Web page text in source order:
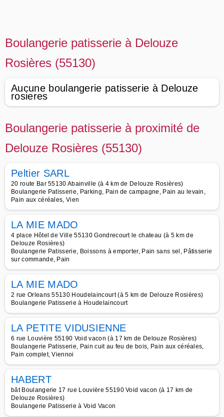
Boulangerie patisserie à Delouze
Rosières (55130)
Aucune boulangerie patisserie à Delouze
rosieres
Boulangerie patisserie à proximité de
Delouze Rosières (55130)
Peltier SARL
20 route Bar 55130 Abainville (à 4 km de Delouze Rosières)
Boulangerie Patisserie, Parking, Pain de campagne, Pain au levain,
Pain aux céréales, Vien
LA MIE MADO
4 place Hôtel de Ville 55130 Gondrecourt le chateau (à 5 km de
Delouze Rosières)
Boulangerie Patisserie, Boissons à emporter, Pain sans sel, Pâtisserie
sur commande, Pain
LA MIE MADO
2 rue Orleans 55130 Houdelaincourt (à 5 km de Delouze Rosières)
Boulangerie Patisserie à Houdelaincourt
LA PETITE VIDUSIENNE
6 rue Louvière 55190 Void vacon (à 17 km de Delouze Rosières)
Boulangerie Patisserie, Pain cuit au feu de bois, Pain aux céréales,
Pain complet, Viennoi
HABERT
bât Boulangerie 17 rue Louvière 55190 Void vacon (à 17 km de
Delouze Rosières)
Boulangerie Patisserie à Void Vacon